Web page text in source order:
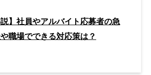
説】社員やアルバイト応募者の急
職場でできる対応策は？